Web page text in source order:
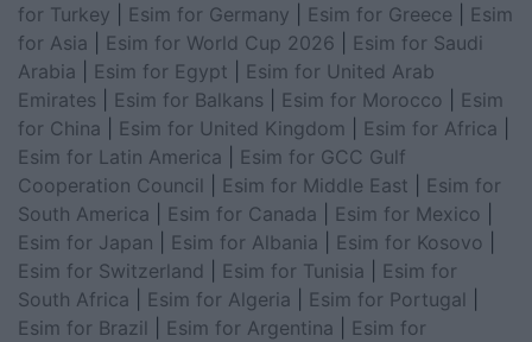
for Turkey
Esim for Germany Esim for Greece
Esim
for Asia
Esim for World Cup 2026
Esim for Saudi
Arabia
Esim for Egypt
Esim for United Arab
Emirates
Esim for Balkans Esim for Morocco
Esim
for China
Esim for United Kingdom Esim for Africa
Esim for Latin America
Esim for GCC Gulf
Cooperation Council
Esim for Middle East
Esim for
South America
Esim for Canada Esim for Mexico
Esim for Japan
Esim for Albania Esim for Kosovo
Esim for Switzerland
Esim for Tunisia
Esim for
South Africa
Esim for Algeria Esim for Portugal
Esim for Brazil
Esim for Argentina
Esim for